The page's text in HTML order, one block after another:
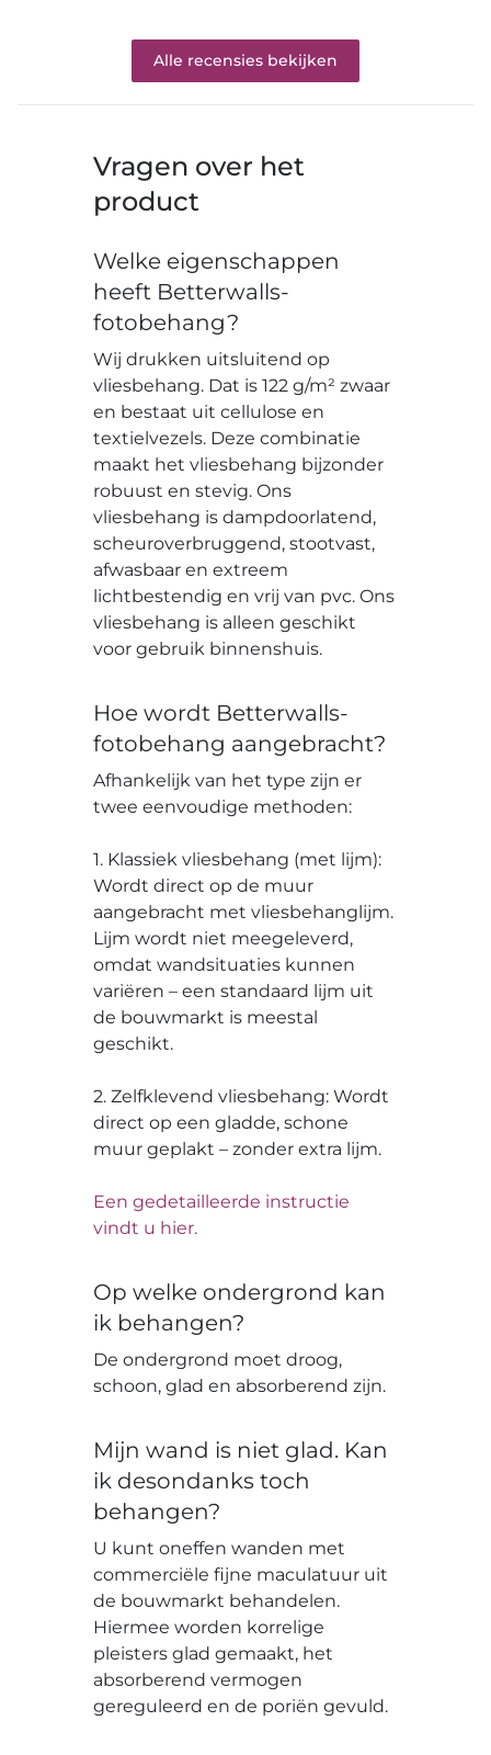
Alle recensies bekijken
Vragen over het
product
Welke eigenschappen
heeft Betterwalls-
fotobehang?
Wij drukken uitsluitend op
vliesbehang. Dat is 122 g/m² zwaar
en bestaat uit cellulose en
textielvezels. Deze combinatie
maakt het vliesbehang bijzonder
robuust en stevig. Ons
vliesbehang is dampdoorlatend,
scheuroverbruggend, stootvast,
afwasbaar en extreem
lichtbestendig en vrij van pvc. Ons
vliesbehang is alleen geschikt
voor gebruik binnenshuis.
Hoe wordt Betterwalls-
fotobehang aangebracht?
Afhankelijk van het type zijn er
twee eenvoudige methoden:
1. Klassiek vliesbehang (met lijm):
Wordt direct op de muur
aangebracht met vliesbehanglijm.
Lijm wordt niet meegeleverd,
omdat wandsituaties kunnen
variëren – een standaard lijm uit
de bouwmarkt is meestal
geschikt.
2. Zelfklevend vliesbehang: Wordt
direct op een gladde, schone
muur geplakt – zonder extra lijm.
Een gedetailleerde instructie
vindt u hier.
Op welke ondergrond kan
ik behangen?
De ondergrond moet droog,
schoon, glad en absorberend zijn.
Mijn wand is niet glad. Kan
ik desondanks toch
behangen?
U kunt oneffen wanden met
commerciële fijne maculatuur uit
de bouwmarkt behandelen.
Hiermee worden korrelige
pleisters glad gemaakt, het
absorberend vermogen
gereguleerd en de poriën gevuld.